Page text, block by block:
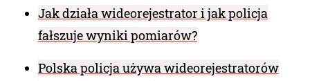
Jak działa wideorejestrator i jak policja
fałszuje wyniki pomiarów?
Polska policja używa wideorejestratorów